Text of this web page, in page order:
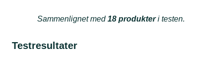
Sammenlignet med18 produkteri testen.
Testresultater